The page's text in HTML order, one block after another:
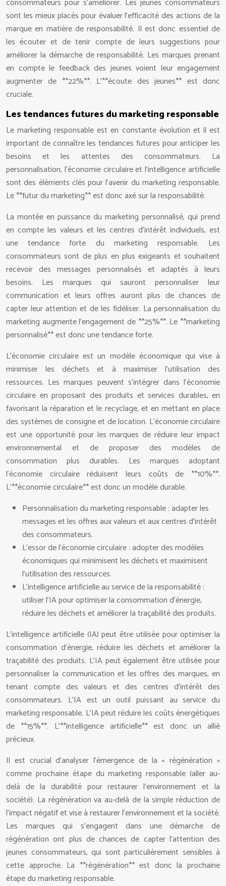
sont les mieux placés pour évaluer l’efficacité des actions de la
marque en matière de responsabilité. Il est donc essentiel de
les écouter et de tenir compte de leurs suggestions pour
améliorer la démarche de responsabilité. Les marques prenant
en compte le feedback des jeunes voient leur engagement
augmenter de **22%**. L’**écoute des jeunes** est donc
cruciale.
Les tendances futures du marketing responsable
Le marketing responsable est en constante évolution et il est
important de connaître les tendances futures pour anticiper les
besoins et les attentes des consommateurs. La
personnalisation, l’économie circulaire et l’intelligence artificielle
sont des éléments clés pour l’avenir du marketing responsable.
Le **futur du marketing** est donc axé sur la responsabilité.
La montée en puissance du marketing personnalisé, qui prend
en compte les valeurs et les centres d’intérêt individuels, est
une tendance forte du marketing responsable. Les
consommateurs sont de plus en plus exigeants et souhaitent
recevoir des messages personnalisés et adaptés à leurs
besoins. Les marques qui sauront personnaliser leur
communication et leurs offres auront plus de chances de
capter leur attention et de les fidéliser. La personnalisation du
marketing augmente l’engagement de **25%**. Le **marketing
personnalisé** est donc une tendance forte.
L’économie circulaire est un modèle économique qui vise à
minimiser les déchets et à maximiser l’utilisation des
ressources. Les marques peuvent s’intégrer dans l’économie
circulaire en proposant des produits et services durables, en
favorisant la réparation et le recyclage, et en mettant en place
des systèmes de consigne et de location. L’économie circulaire
est une opportunité pour les marques de réduire leur impact
environnemental et de proposer des modèles de
consommation plus durables. Les marques adoptant
l’économie circulaire réduisent leurs coûts de **10%**.
L’**économie circulaire** est donc un modèle durable.
Personnalisation du marketing responsable : adapter les
messages et les offres aux valeurs et aux centres d’intérêt
des consommateurs.
L’essor de l’économie circulaire : adopter des modèles
économiques qui minimisent les déchets et maximisent
l’utilisation des ressources.
L’intelligence artificielle au service de la responsabilité :
utiliser l’IA pour optimiser la consommation d’énergie,
réduire les déchets et améliorer la traçabilité des produits.
L’intelligence artificielle (IA) peut être utilisée pour optimiser la
consommation d’énergie, réduire les déchets et améliorer la
traçabilité des produits. L’IA peut également être utilisée pour
personnaliser la communication et les offres des marques, en
tenant compte des valeurs et des centres d’intérêt des
consommateurs. L’IA est un outil puissant au service du
marketing responsable. L’IA peut réduire les coûts énergétiques
de **15%**. L’**intelligence artificielle** est donc un allié
précieux.
Il est crucial d’analyser l’émergence de la « régénération »
comme prochaine étape du marketing responsable (aller au-
delà de la durabilité pour restaurer l’environnement et la
société). La régénération va au-delà de la simple réduction de
l’impact négatif et vise à restaurer l’environnement et la société.
Les marques qui s’engagent dans une démarche de
régénération ont plus de chances de capter l’attention des
jeunes consommateurs, qui sont particulièrement sensibles à
cette approche. La **régénération** est donc la prochaine
étape du marketing responsable.